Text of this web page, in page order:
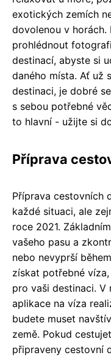
exotických zemích
dovolenou v
prohlédnout
destinací, abyste si
daného místa. Ať už
destinaci, je dobré
s sebou potřebné
to hlavní - užijte si
Příprava
Příprava cestovních
každé situaci, ale
roce 2021.
vašeho pasu a
nebo nevyprší
získat potřebné
pro vaši destinaci. V
aplikace na víza
budete muset
země. Pokud
připraveny cestovní